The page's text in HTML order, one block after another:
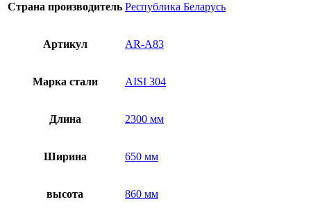
Страна производитель Республика Беларусь
Артикул AR-A83
Марка стали AISI 304
Длина 2300 мм
Ширина 650 мм
высота 860 мм